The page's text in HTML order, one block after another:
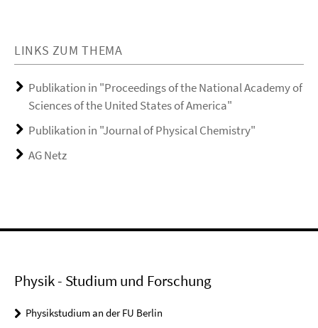
LINKS ZUM THEMA
Publikation in "Proceedings of the National Academy of
Sciences of the United States of America"
Publikation in "Journal of Physical Chemistry"
AG Netz
Physik - Studium und Forschung
Physikstudium an der FU Berlin